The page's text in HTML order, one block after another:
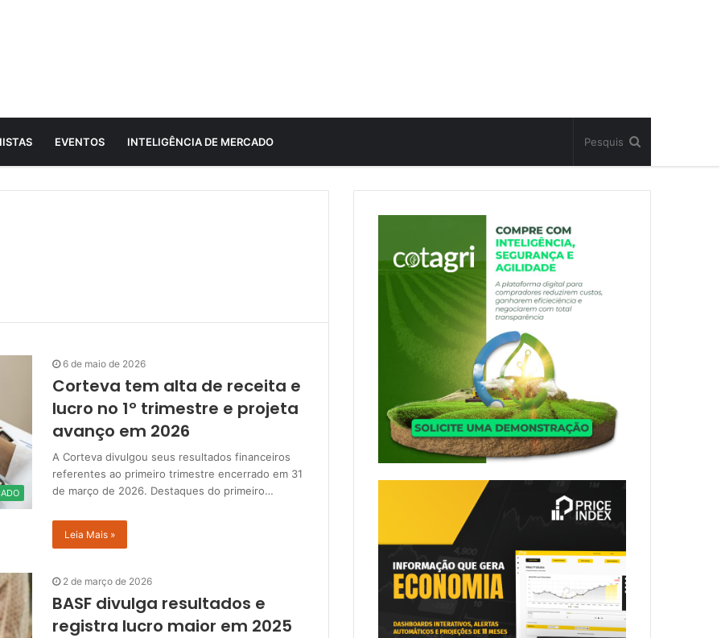
EVENTOS INTELIGÊNCIA DE MERCADO
6 de maio de 2026
Corteva tem alta de receita e
lucro no 1º trimestre e projeta
avanço em 2026
A Corteva divulgou seus resultados financeiros
referentes ao primeiro trimestre encerrado em 31
de março de 2026. Destaques do primeiro…
Leia Mais »
2 de março de 2026
BASF divulga resultados e
registra lucro maior em 2025